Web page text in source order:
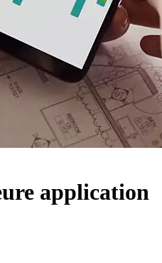
application